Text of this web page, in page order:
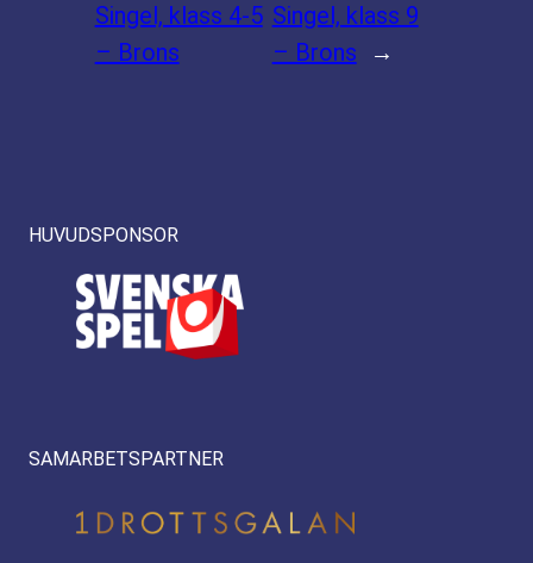
Singel, klass 4-5
– Brons
Singel, klass 9
– Brons
→
HUVUDSPONSOR
SAMARBETSPARTNER